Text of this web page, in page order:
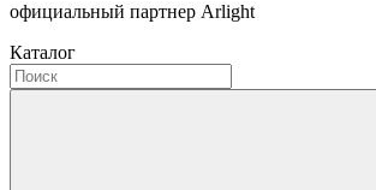
официальный партнер Arlight
Каталог